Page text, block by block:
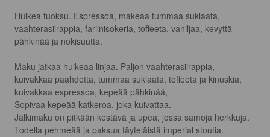
Huikea tuoksu. Espressoa, makeaa tummaa suklaata,
vaahterasiirappia, fariinisokeria, toffeeta, vaniljaa, kevyttä
pähkinää ja nokisuutta.
Maku jatkaa huikeaa linjaa. Paljon vaahterasiirappia,
kuivakkaa paahdetta, tummaa suklaata, toffeeta ja kinuskia,
kuivakkaa espressoa, kepeää pähkinää,
Sopivaa kepeää katkeroa, joka kuivattaa.
Jälkimaku on pitkään kestävä ja upea, jossa samoja herkkuja.
Todella pehmeää ja paksua täyteläistä imperial stoutia.